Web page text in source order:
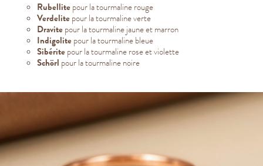
Rubellitepour la tourmaline rouge
Verdelitepour la tourmaline verte
Dravitepour la tourmaline jaune et marron
Indigolitepour la tourmaline bleue
Sibéritepour la tourmaline rose et violette
Schörl pour la tourmaline noire